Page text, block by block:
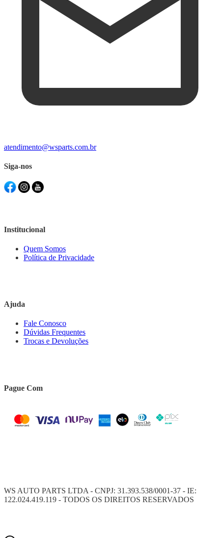
atendimento@wsparts.com.br
Siga-nos
Institucional
Quem Somos
Política de Privacidade
Ajuda
Fale Conosco
Dúvidas Frequentes
Trocas e Devoluções
Pague Com
WS AUTO PARTS LTDA - CNPJ: 31.393.538/0001-37 - IE:
122.024.419.119 - TODOS OS DIREITOS RESERVADOS